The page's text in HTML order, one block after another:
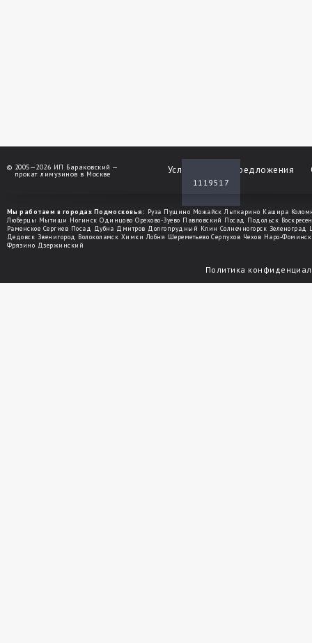
Услуги Спецпредложения
1119517
© 2005—2026 ИП Бараковский —
прокат лимузинов в Москве
Мы работаем в городах Подмосковья: Руза Пущино Можайск Лыткарино Кашира
Люберцы Мытищи Ногинск Одинцово Орехово-Зуево Павловский Посад Подольск
Раменское Сергиев Посад Дубна Дмитров Долгопрудный Клин Солнечногорск Зеленоград
Дедовск Звенигород Волоколамск Химки Лобня Шереметьево Серпухов Чехов Наро-Фоминск
Фрязино Дзержинский
Политика